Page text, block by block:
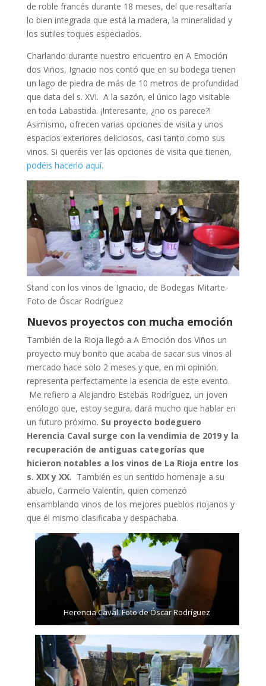
de roble francés durante 18 meses, del que resaltaría
lo bien integrada que está la madera, la mineralidad y
los sutiles toques especiados.
Charlando durante nuestro encuentro en A Emoción
dos Viños, Ignacio nos contó que en su bodega tienen
un lago de piedra de más de 10 metros de profundidad
que data del s. XVI. A la sazón, el único lago visitable
en toda Labastida. ¡Interesante, ¿no os parece?!
Asimismo, ofrecen varias opciones de visita y unos
espacios exteriores deliciosos, casi tanto como sus
vinos. Si queréis ver las opciones de visita que tienen,
podéis hacerlo aquí.
Stand con los vinos de Ignacio, de Bodegas Mitarte.
Foto de Óscar Rodríguez
Nuevos proyectos con mucha emoción
También de la Rioja llegó a A Emoción dos Viños un
proyecto muy bonito que acaba de sacar sus vinos al
mercado hace solo 2 meses y que, en mi opinión,
representa perfectamente la esencia de este evento.
Me refiero a Alejandro Estebas Rodríguez, un joven
enólogo que, estoy segura, dará mucho que hablar en
un futuro próximo. Su proyecto bodeguero
Herencia Caval surge con la vendimia de 2019 y la
recuperación de antiguas categorías que
hicieron notables a los vinos de La Rioja entre los
s. XIX y XX. También es un sentido homenaje a su
abuelo, Carmelo Valentín, quien comenzó
ensamblando vinos de los mejores pueblos riojanos y
que él mismo clasificaba y despachaba.
Herencia Caval. Foto de Óscar Rodríguez